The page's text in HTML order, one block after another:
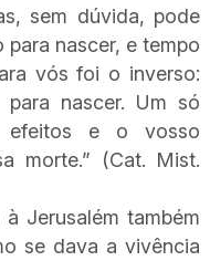
sem dúvida, pode
para nascer, e tempo
vós foi o inverso:
nascer. Um só
efeitos e o vosso
morte.” (Cat. Mist.
Jerusalém também
se dava a vivência